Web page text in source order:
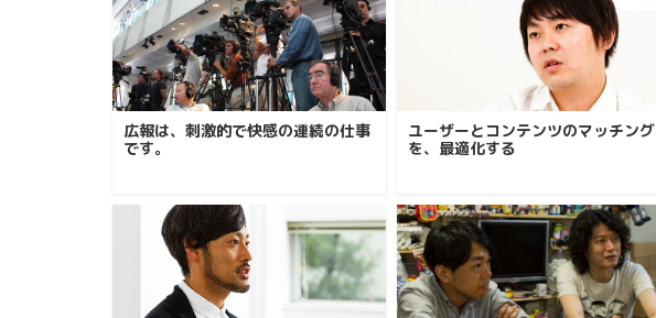
広報は、刺激的で快感の連続の仕事
です。
ユーザーとコンテンツのマッチング
を、最適化する